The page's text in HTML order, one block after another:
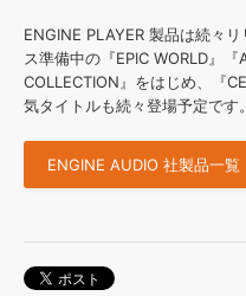
ENGINE PLAYER 製品は続々
ス準備中の『EPIC WORLD』『
COLLECTION』をはじめ、『
気タイトルも続々登場予定です
ENGINE AUDIO 社製品一覧